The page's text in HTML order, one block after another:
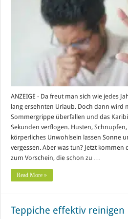
ANZEIGE - Da freut man sich wie jedes
lang ersehnten Urlaub. Doch dann wird
Sommergrippe überfallen und das
Sekunden verflogen. Husten,
körperliches Unwohlsein lassen Sonne
vergessen. Aber was tun? Jetzt kommen
zum Vorschein, die schon zu …
Read More »
Teppiche effektiv reinigen